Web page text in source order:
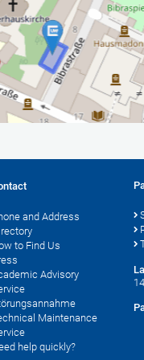
and Address
to Find Us
Advisory
Maintenance
help quickly?